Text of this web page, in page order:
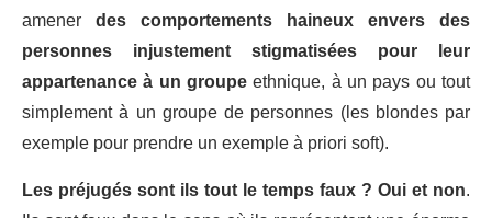
amener des comportements haineux envers des
personnes injustement stigmatisées pour leur
appartenance à un groupe ethnique, à un pays ou tout
simplement à un groupe de personnes (les blondes par
exemple pour prendre un exemple à priori soft).
Les préjugés sont ils tout le temps faux ? Oui et non.